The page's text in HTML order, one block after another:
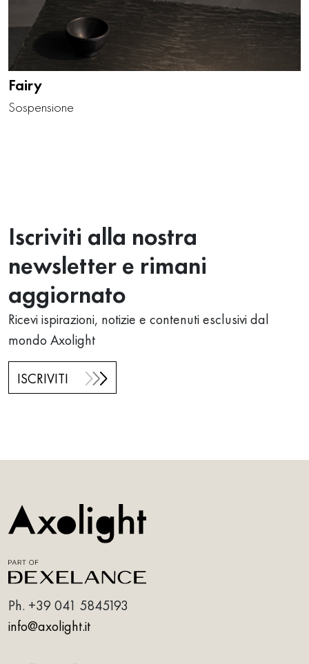
Fairy
Sospensione
Iscriviti alla nostra
newsletter e rimani
aggiornato
Ricevi ispirazioni, notizie e contenuti esclusivi dal
mondo Axolight
ISCRIVITI
Ph. +39 041 5845193
info@axolight.it